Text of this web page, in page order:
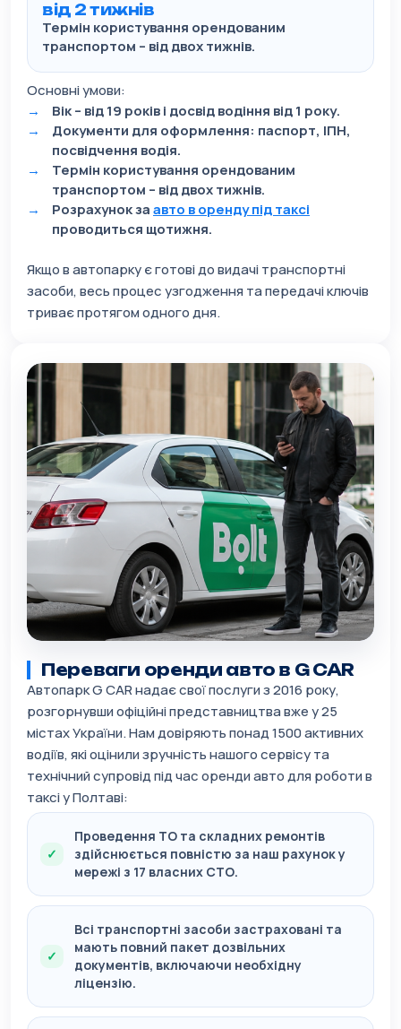
від 2 тижнів
Термін користування орендованим
транспортом – від двох тижнів.
Основні умови:
Вік – від 19 років і досвід водіння від 1 року.
Документи для оформлення: паспорт, ІПН,
посвідчення водія.
Термін користування орендованим
транспортом – від двох тижнів.
Розрахунок заавто в оренду під таксі
проводиться щотижня.
Якщо в автопарку є готові до видачі транспортні
засоби, весь процес узгодження та передачі ключів
триває протягом одного дня.
Переваги оренди авто в G CAR
Автопарк G CAR надає свої послуги з 2016 року,
розгорнувши офіційні представництва вже у 25
містах України. Нам довіряють понад 1500 активних
водіїв, які оцінили зручність нашого сервісу та
технічний супровід під час оренди авто для роботи в
таксі у Полтаві:
Проведення ТО та складних ремонтів
здійснюється повністю за наш рахунок у
мережі з 17 власних СТО.
Всі транспортні засоби застраховані та
мають повний пакет дозвільних
документів, включаючи необхідну
ліцензію.